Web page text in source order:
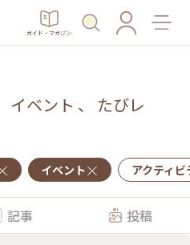
ガイド・マガジン
イベント 、 たびレ
イベント アクティ
記事 投稿